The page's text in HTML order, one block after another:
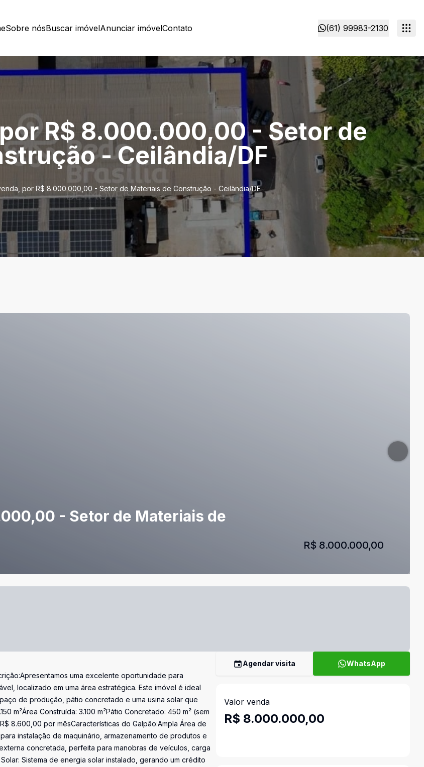
Sobre nósBuscar imóvelAnunciar imóvelContato (61) 99983-2130
R$ 8.000.000,00 - Setor de
- Ceilândia/DF
por R$ 8.000.000,00 - Setor de Materiais de Construção - Ceilândia/DF
- Setor de Materiais de
R$ 8.000.000,00
uma excelente oportunidade para
localizado em uma área estratégica. Este imóvel é ideal
de produção, pátio concretado e uma usina solar que
m²Área Construída: 3.100 m²Pátio Concretado: 450 m² (sem
8.600,00 por mêsCaracterísticas do Galpão:Ampla Área de
instalação de maquinário, armazenamento de produtos e
concretada, perfeita para manobras de veículos, carga
Sistema de energia solar instalado, gerando um crédito
Agendar visita WhatsApp
Valor venda
R$ 8.000.000,00